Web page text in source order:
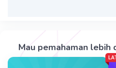
Mau pemahaman lebih